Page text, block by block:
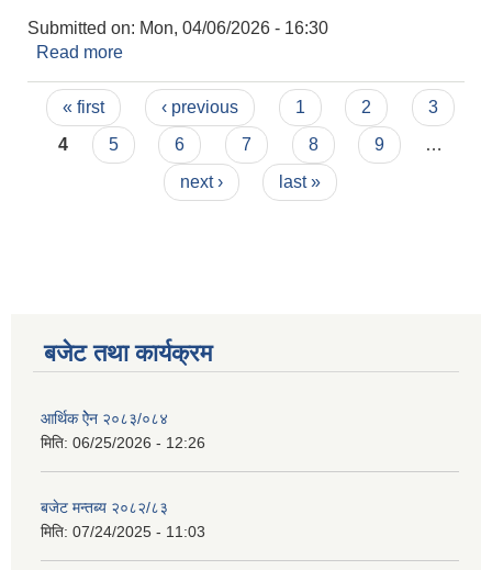
Submitted on: Mon, 04/06/2026 - 16:30
Read more
Pages
« first ‹ previous 1 2
3
4
5 6 7 8 9
…
next ›
last »
बजेट तथा कार्यक्रम
आर्थिक ऐेन २०८३/०८४
मिति: 06/25/2026 - 12:26
बजेट मन्तब्य २०८२/८३
मिति: 07/24/2025 - 11:03